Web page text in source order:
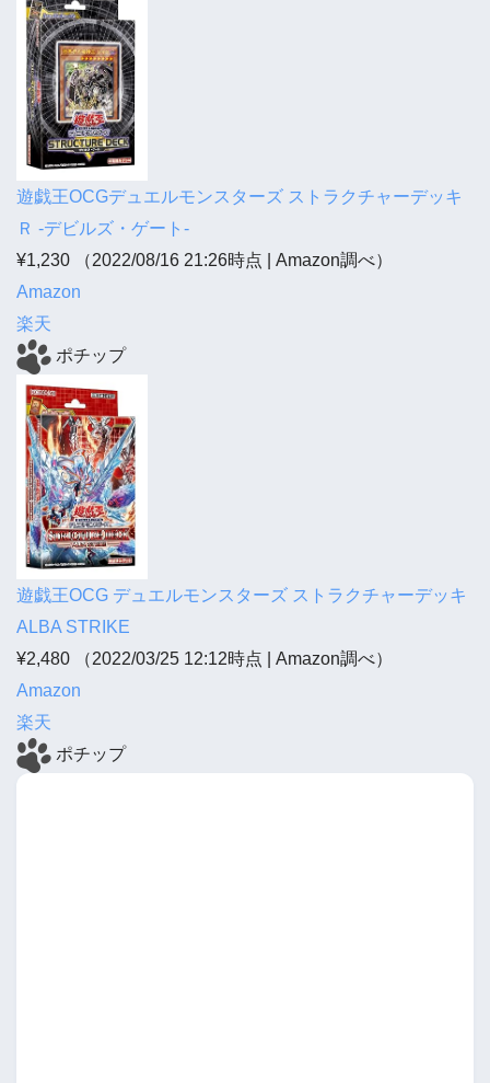
遊戯王OCGデュエルモンスターズ ストラクチャーデッキ
Ｒ -デビルズ・ゲート-
¥1,230
（2022/08/16 21:26時点 | Amazon調べ）
Amazon
楽天
ポチップ
遊戯王OCG デュエルモンスターズ ストラクチャーデッキ
ALBA STRIKE
¥2,480
（2022/03/25 12:12時点 | Amazon調べ）
Amazon
楽天
ポチップ